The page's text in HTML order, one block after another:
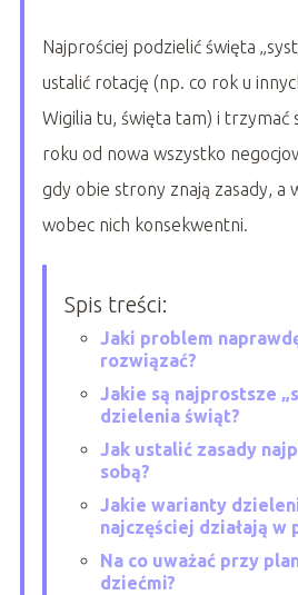
Najprościej podzielić święta
ustalić rotację (np. co rok u
Wigilia tu, święta tam) i trzymać
roku od nowa wszystko
gdy obie strony znają zasady, a
wobec nich konsekwentni.
Spis treści:
Jaki problem
rozwiązać?
Jakie są najprostsze
dzielenia świąt?
Jak ustalić zasady
sobą?
Jakie warianty
najczęściej działają w
Na co uważać przy
dziećmi?